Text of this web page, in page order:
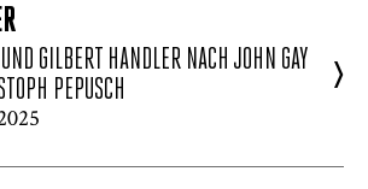
GILBERT HANDLER NACH JOHN GAY
PEPUSCH
>